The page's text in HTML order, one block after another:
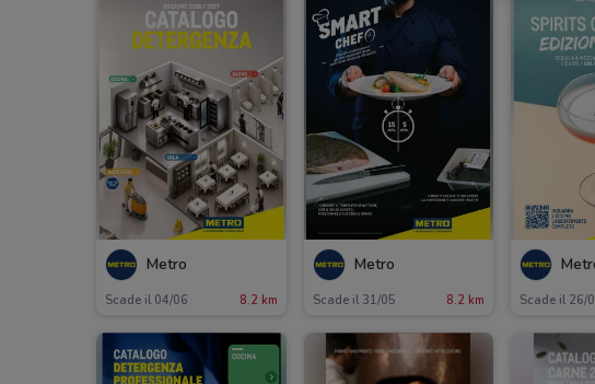
Metro
Scade il 04/06 8.2 km
Metro
Scade il 31/05 8.2 km Scade il 26/